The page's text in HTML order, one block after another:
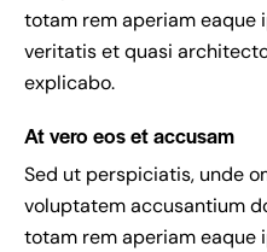
totam rem aperiam eaque
veritatis et quasi
explicabo.
At vero eos et accusam
Sed ut perspiciatis, unde
voluptatem accusantium
totam rem aperiam eaque